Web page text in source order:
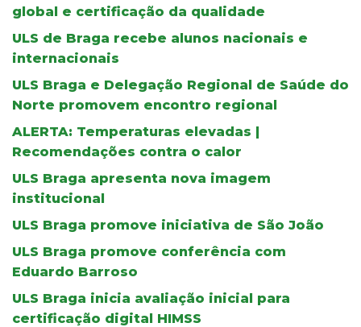
global e certificação da qualidade
ULS de Braga recebe alunos nacionais e
internacionais
ULS Braga e Delegação Regional de Saúde do
Norte promovem encontro regional
ALERTA: Temperaturas elevadas |
Recomendações contra o calor
ULS Braga apresenta nova imagem
institucional
ULS Braga promove iniciativa de São João
ULS Braga promove conferência com
Eduardo Barroso
ULS Braga inicia avaliação inicial para
certificação digital HIMSS